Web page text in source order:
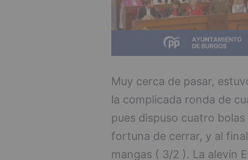
Muy cerca de pasar,
la complicada ronda de
pues dispuso cuatro
fortuna de cerrar, y al
mangas ( 3/2 ). La alevín